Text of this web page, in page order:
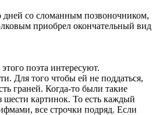
дней со сломанным позвоночником,
приобрел окончательный вид
поэта интересуют.
Для того чтобы ей не поддаться,
граней. Когда-то были такие
шести картинок. То есть каждый
все строчки подряд. Если